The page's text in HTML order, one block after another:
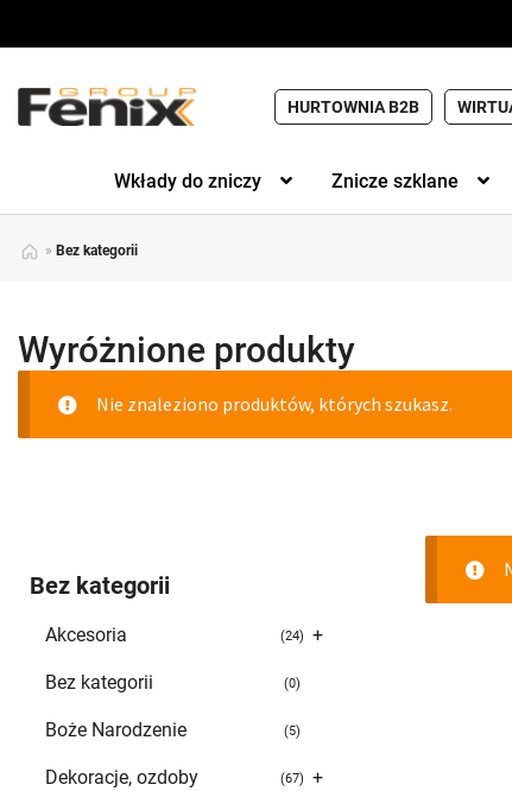
HURTOWNIA B2B
Wkłady do zniczy Znicze szklane
» Bez kategorii
Wyróżnione produkty
Nie znaleziono produktów, których szukasz.
Bez kategorii
+
Akcesoria 24
Bez kategorii 0
Boże Narodzenie 5
+
Dekoracje, ozdoby 67